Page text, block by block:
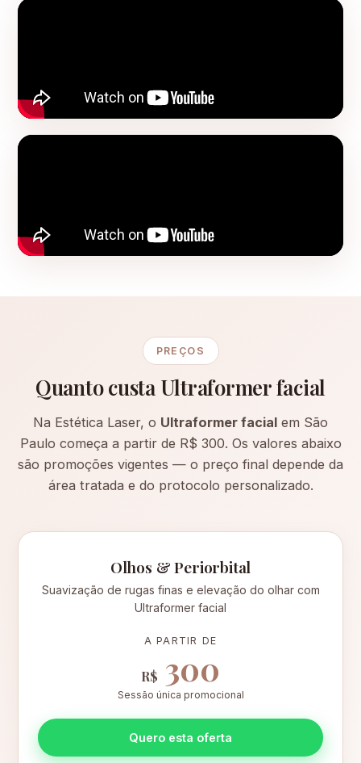
PREÇOS
Quanto custa Ultraformer facial
Na Estética Laser, o Ultraformer facial em São
Paulo começa a partir de R$ 300. Os valores abaixo
são promoções vigentes — o preço final depende da
área tratada e do protocolo personalizado.
Olhos & Periorbital
Suavização de rugas finas e elevação do olhar com
Ultraformer facial
A PARTIR DE
R$ 300
Sessão única promocional
Quero esta oferta